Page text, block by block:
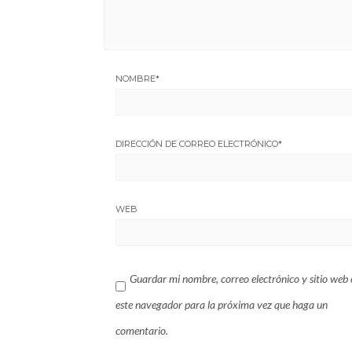
NOMBRE*
DIRECCIÓN DE CORREO ELECTRÓNICO*
WEB
Guardar mi nombre, correo electrónico y sitio web
este navegador para la próxima vez que haga un
comentario.